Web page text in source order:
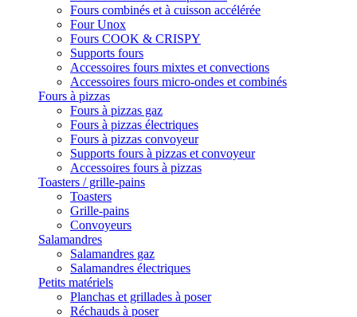
Fours combinés et à cuisson accélérée
Four Unox
Fours COOK & CRISPY
Supports fours
Accessoires fours mixtes et convections
Accessoires fours micro-ondes et combinés
Fours à pizzas
Fours à pizzas gaz
Fours à pizzas électriques
Fours à pizzas convoyeur
Supports fours à pizzas et convoyeur
Accessoires fours à pizzas
Toasters / grille-pains
Toasters
Grille-pains
Convoyeurs
Salamandres
Salamandres gaz
Salamandres électriques
Petits matériels
Planchas et grillades à poser
Réchauds à poser